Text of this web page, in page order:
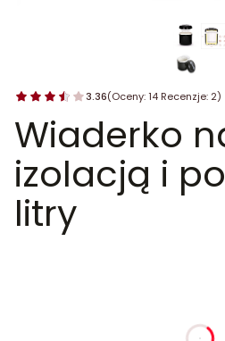
3.36(Oceny: 14 Recenzje: 2)
Wiaderko
izolacją i
litry